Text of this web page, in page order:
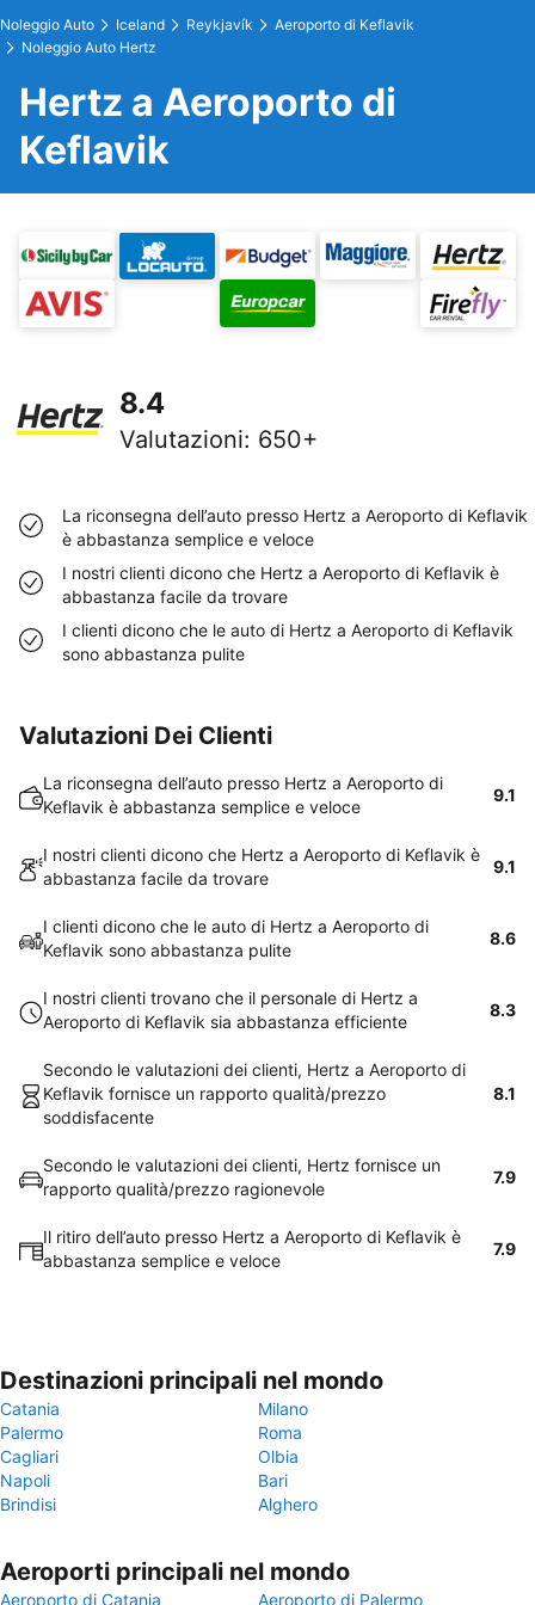
Noleggio Auto Iceland Reykjavík
Aeroporto di Keflavik
Noleggio Auto Hertz
Hertz a Aeroporto di
Keflavik
8.4
Valutazioni: 650+
La riconsegna dell’auto presso Hertz a Aeroporto di Keflavik
è abbastanza semplice e veloce
I nostri clienti dicono che Hertz a Aeroporto di Keflavik è
abbastanza facile da trovare
I clienti dicono che le auto di Hertz a Aeroporto di Keflavik
sono abbastanza pulite
Valutazioni Dei Clienti
La riconsegna dell’auto presso Hertz a Aeroporto di
Keflavik è abbastanza semplice e veloce
9.1
I nostri clienti dicono che Hertz a Aeroporto di Keflavik è
abbastanza facile da trovare
9.1
I clienti dicono che le auto di Hertz a Aeroporto di
Keflavik sono abbastanza pulite
8.6
I nostri clienti trovano che il personale di Hertz a
Aeroporto di Keflavik sia abbastanza efficiente
8.3
Secondo le valutazioni dei clienti, Hertz a Aeroporto di
Keflavik fornisce un rapporto qualità/prezzo
soddisfacente
8.1
Secondo le valutazioni dei clienti, Hertz fornisce un
rapporto qualità/prezzo ragionevole
7.9
Il ritiro dell’auto presso Hertz a Aeroporto di Keflavik è
abbastanza semplice e veloce
7.9
Destinazioni principali nel mondo
Catania
Milano
Palermo
Roma
Cagliari
Olbia
Napoli
Bari
Brindisi
Alghero
Aeroporti principali nel mondo
Aeroporto di Catania Aeroporto di Palermo